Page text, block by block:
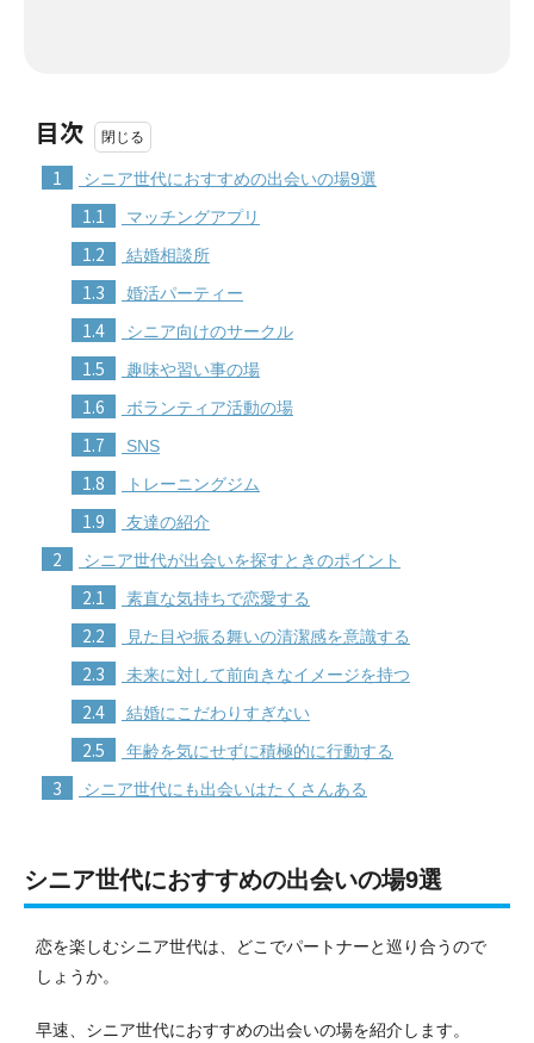
目次
1 シニア世代におすすめの出会いの場9選
1.1 マッチングアプリ
1.2 結婚相談所
1.3 婚活パーティー
1.4 シニア向けのサークル
1.5 趣味や習い事の場
1.6 ボランティア活動の場
1.7 SNS
1.8 トレーニングジム
1.9 友達の紹介
2 シニア世代が出会いを探すときのポイント
2.1 素直な気持ちで恋愛する
2.2 見た目や振る舞いの清潔感を意識する
2.3 未来に対して前向きなイメージを持つ
2.4 結婚にこだわりすぎない
2.5 年齢を気にせずに積極的に行動する
3 シニア世代にも出会いはたくさんある
シニア世代におすすめの出会いの場9選
恋を楽しむシニア世代は、どこでパートナーと巡り合うので
しょうか。
早速、シニア世代におすすめの出会いの場を紹介します。